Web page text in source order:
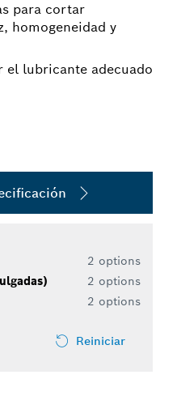
para cortar
homogeneidad y
el lubricante adecuado
2 options
2 options
2 options
Reiniciar